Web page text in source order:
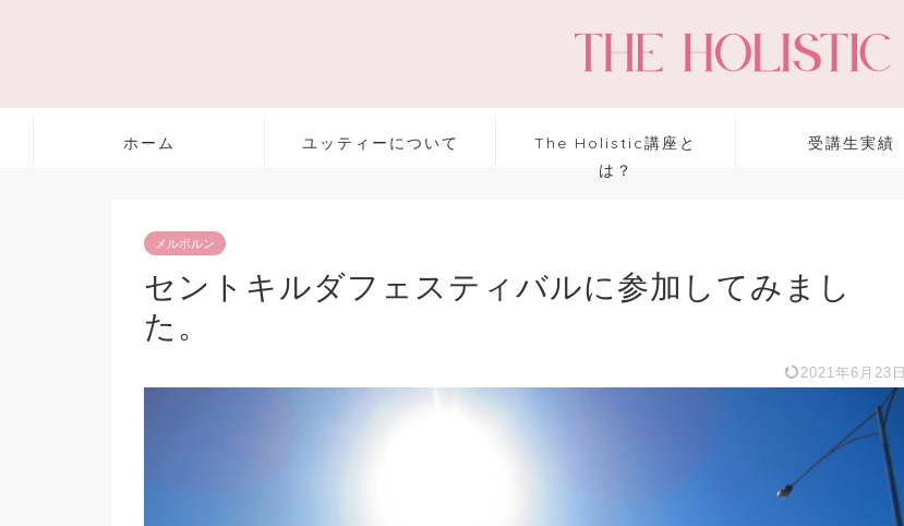
ホーム ユッティーについて
The Holistic講座と
は？
受講生実績
メルボルン
セントキルダフェスティバルに参加してみまし
た。
2021年6月23日